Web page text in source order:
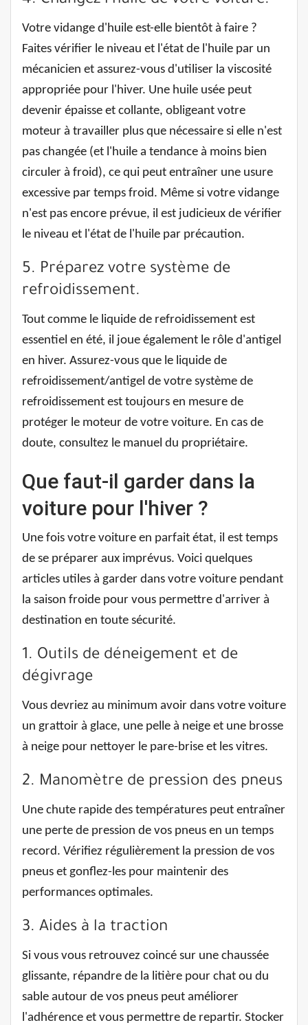
Votre vidange d'huile est-elle bientôt à faire ?
Faites vérifier le niveau et l'état de l'huile par un
mécanicien et assurez-vous d'utiliser la viscosité
appropriée pour l'hiver. Une huile usée peut
devenir épaisse et collante, obligeant votre
moteur à travailler plus que nécessaire si elle n'est
pas changée (et l'huile a tendance à moins bien
circuler à froid), ce qui peut entraîner une usure
excessive par temps froid. Même si votre vidange
n'est pas encore prévue, il est judicieux de vérifier
le niveau et l'état de l'huile par précaution.
5. Préparez votre système de
refroidissement.
Tout comme le liquide de refroidissement est
essentiel en été, il joue également le rôle d'antigel
en hiver. Assurez-vous que le liquide de
refroidissement/antigel de votre système de
refroidissement est toujours en mesure de
protéger le moteur de votre voiture. En cas de
doute, consultez le manuel du propriétaire.
Que faut-il garder dans la
voiture pour l'hiver ?
Une fois votre voiture en parfait état, il est temps
de se préparer aux imprévus. Voici quelques
articles utiles à garder dans votre voiture pendant
la saison froide pour vous permettre d'arriver à
destination en toute sécurité.
1. Outils de déneigement et de
dégivrage
Vous devriez au minimum avoir dans votre voiture
un grattoir à glace, une pelle à neige et une brosse
à neige pour nettoyer le pare-brise et les vitres.
2. Manomètre de pression des pneus
Une chute rapide des températures peut entraîner
une perte de pression de vos pneus en un temps
record. Vérifiez régulièrement la pression de vos
pneus et gonflez-les pour maintenir des
performances optimales.
3. Aides à la traction
Si vous vous retrouvez coincé sur une chaussée
glissante, répandre de la litière pour chat ou du
sable autour de vos pneus peut améliorer
l'adhérence et vous permettre de repartir. Stocker